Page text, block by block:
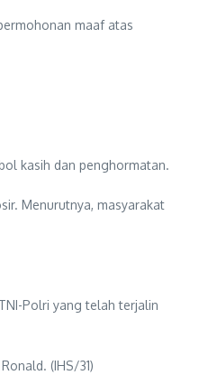
maaf atas
kasih dan penghormatan.
Menurutnya, masyarakat
Polri yang telah terjalin
(IHS/31)